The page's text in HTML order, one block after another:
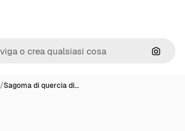
Cerca
/Sagoma di quercia di…